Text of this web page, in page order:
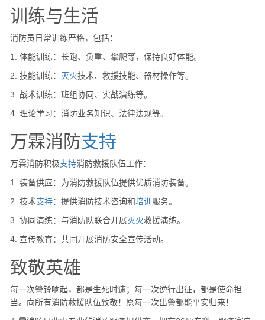
训练与生活
消防员日常训练严格，包括：
1. 体能训练：长跑、负重、攀爬等，保持良好体能。
2. 技能训练： 灭火技术、救援技能、器材操作等。
3. 战术训练：班组协同、实战演练等。
4. 理论学习：消防业务知识、法律法规等。
万霖消防支持
万霖消防积极支持消防救援队伍工作：
1. 装备供应：为消防救援队伍提供优质消防装备。
2. 技术支持：提供消防技术咨询和培训 服务。
3. 协同演练：与消防队联合开展灭火救援演练。
4. 宣传教育：共同开展消防安全宣传活动。
致敬英雄
每一次警铃响起，都是生死时速；每一次逆行出征，都是使命担
当。向所有消防救援队伍致敬！愿每一次出警都能平安归来！